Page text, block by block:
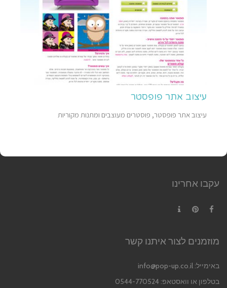
עיצוב אתר פופסטר
עיצוב אתר פופסטר, פוסטרים מעוצבים ומתנות מקוריות
עקבו אחרינו
מוזמנים לצור איתנו קשר
באימייל: info@pop-up.co.il
בטלפון או וואסטאפ: 0544-770524